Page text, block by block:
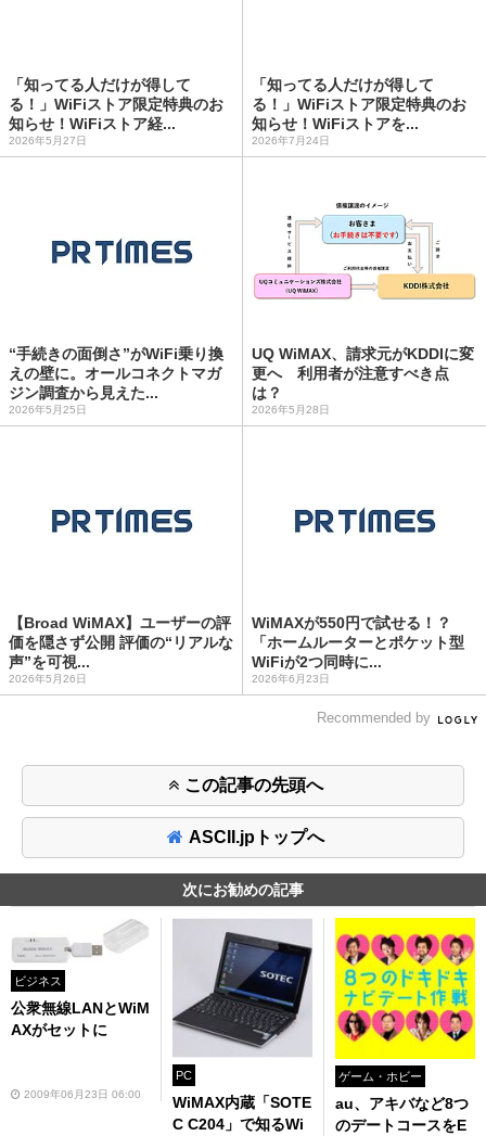
「知ってる人だけが得して
る！」WiFiストア限定特典のお
知らせ！WiFiストア経...
2026年5月27日
「知ってる人だけが得して
る！」WiFiストア限定特典のお
知らせ！WiFiストアを...
2026年7月24日
“手続きの面倒さ”がWiFi乗り換
えの壁に。オールコネクトマガ
ジン調査から見えた...
2026年5月25日
UQ WiMAX、請求元がKDDIに変
更へ 利用者が注意すべき点
は？
2026年5月28日
【Broad WiMAX】ユーザーの評
価を隠さず公開 評価の“リアルな
声”を可視...
2026年5月26日
WiMAXが550円で試せる！？
「ホームルーターとポケット型
WiFiが2つ同時に...
2026年6月23日
Recommended by
この記事の先頭へ
ASCII.jpトップへ
次にお勧めの記事
ビジネス
公衆無線LANとWiM
AXがセットに
2009年06月23日 06:00
PC
WiMAX内蔵「SOTE
C C204」で知るWi
ゲーム・ホビー
au、アキバなど8つ
のデートコースをE